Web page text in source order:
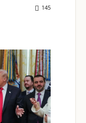
145